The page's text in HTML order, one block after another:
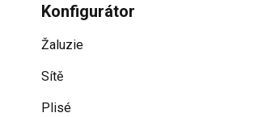
Konfigurátor
Žaluzie
Sítě
Plisé